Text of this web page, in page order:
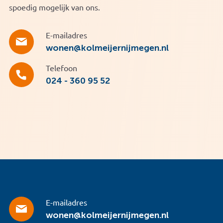
spoedig mogelijk van ons.
E-mailadres
wonen@kolmeijernijmegen.nl
Telefoon
024 - 360 95 52
E-mailadres
wonen@kolmeijernijmegen.nl